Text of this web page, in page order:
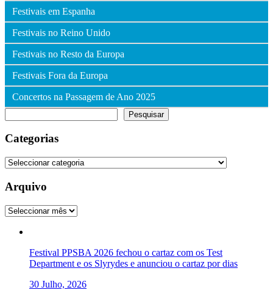
Festivais em Espanha
Festivais no Reino Unido
Festivais no Resto da Europa
Festivais Fora da Europa
Concertos na Passagem de Ano 2025
Pesquisar
Categorias
Categorias
Arquivo
Arquivo
Festival PPSBA 2026 fechou o cartaz com os Test
Department e os Slyrydes e anunciou o cartaz por dias
30 Julho, 2026